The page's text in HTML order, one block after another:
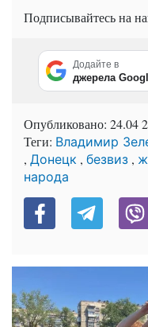
Подписывайтесь на
Додайте в
джерела
Опубликовано: 24.04
Теги: Владимир
, Донецк , безвиз ,
народа